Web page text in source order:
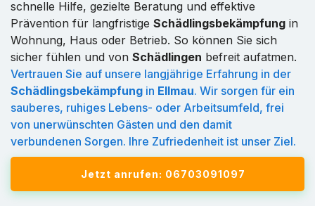
schnelle Hilfe, gezielte Beratung und effektive
Prävention für langfristige Schädlingsbekämpfung in
Wohnung, Haus oder Betrieb. So können Sie sich
sicher fühlen und von Schädlingen befreit aufatmen.
Vertrauen Sie auf unsere langjährige Erfahrung in der
Schädlingsbekämpfung in Ellmau. Wir sorgen für ein
sauberes, ruhiges Lebens- oder Arbeitsumfeld, frei
von unerwünschten Gästen und den damit
verbundenen Sorgen. Ihre Zufriedenheit ist unser Ziel.
Jetzt anrufen: 06703091097